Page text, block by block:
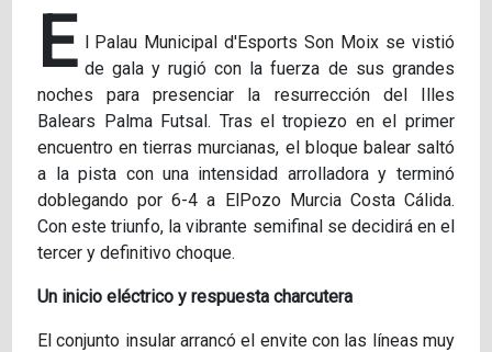
E l Palau Municipal d'Esports Son Moix se vistió
de gala y rugió con la fuerza de sus grandes
noches para presenciar la resurrección del Illes
Balears Palma Futsal. Tras el tropiezo en el primer
encuentro en tierras murcianas, el bloque balear saltó
a la pista con una intensidad arrolladora y terminó
doblegando por 6-4 a ElPozo Murcia Costa Cálida.
Con este triunfo, la vibrante semifinal se decidirá en el
tercer y definitivo choque.
Un inicio eléctrico y respuesta charcutera
El conjunto insular arrancó el envite con las líneas muy